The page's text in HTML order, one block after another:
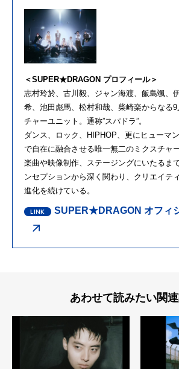
＜SUPER★DRAGON プロフィール＞
志村玲於、古川毅、ジャン海渡、飯島颯、
希、池田彪馬、松村和哉、柴崎楽からなる
チャーユニット。通称”スパドラ”。
ダンス、ロック、HIPHOP、更にヒューマ
で自在に融合させる唯一無二のミクスチャ
楽曲や映像制作、ステージングにいたるま
ンセプションから深く関わり、クリエイテ
進化を続けている。
SUPER★DRAGON オフィ
あわせて読みたい関